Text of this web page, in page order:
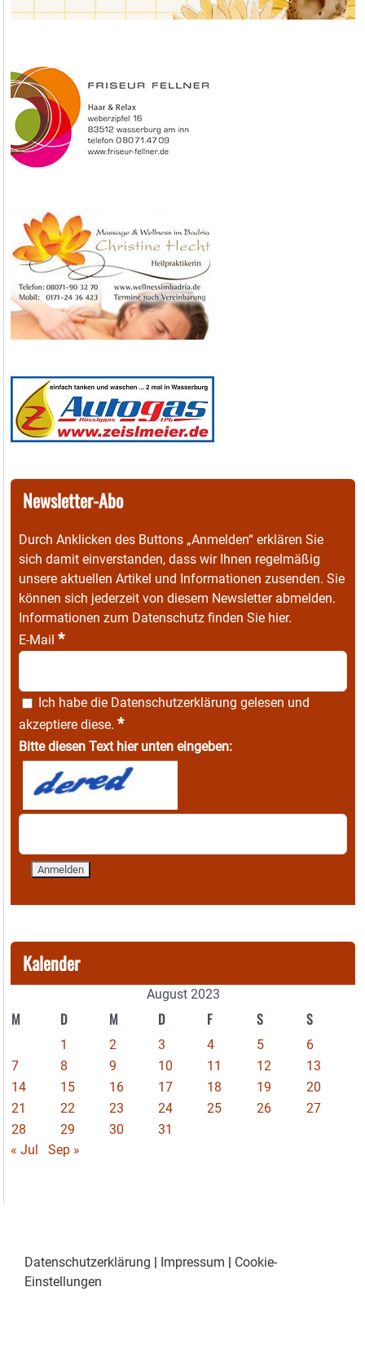
Newsletter-Abo
Durch Anklicken des Buttons „Anmelden“ erklären Sie
sich damit einverstanden, dass wir Ihnen regelmäßig
unsere aktuellen Artikel und Informationen zusenden. Sie
können sich jederzeit von diesem Newsletter abmelden.
Informationen zum Datenschutz finden Sie hier.
E-Mail *
Ich habe die Datenschutzerklärung gelesen und
akzeptiere diese. *
Bitte diesen Text hier unten eingeben:
Kalender
August 2023
M D M D F S S
1 2 3 4 5
6
7
8 9 10 11 12
13
14
15 16 17 18 19
20
21
22 23 24 25 26
27
28
29 30
31
« Jul
Sep »
Datenschutzerklärung | Impressum | Cookie-
Einstellungen